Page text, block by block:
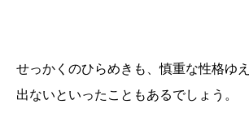
せっかくのひらめきも、慎重な性格ゆ
出ないといったこともあるでしょう。